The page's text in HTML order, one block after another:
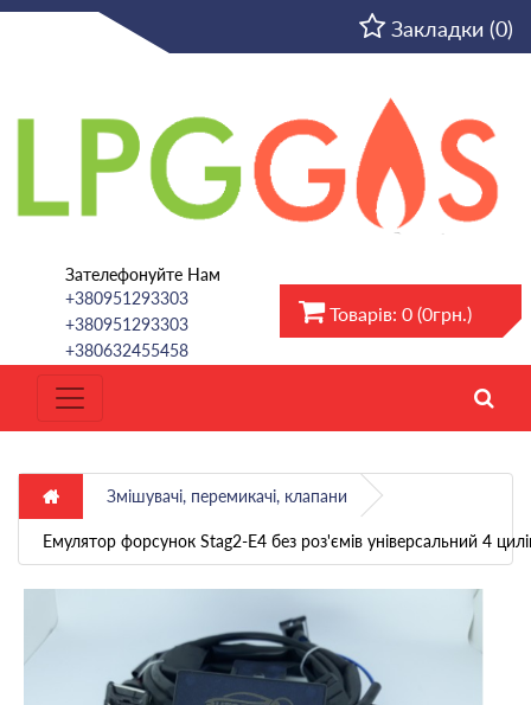
Закладки (0)
Зателефонуйте Нам
+380951293303
+380951293303
+380632455458
Товарів: 0 (0грн.)
Змішувачі, перемикачі, клапани
Емулятор форсунок Stag2-E4 без роз'ємів універсальний 4